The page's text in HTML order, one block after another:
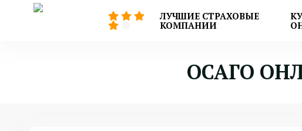
ЛУЧШИЕ СТРАХОВЫЕ
КОМПАНИИ
ОСАГО